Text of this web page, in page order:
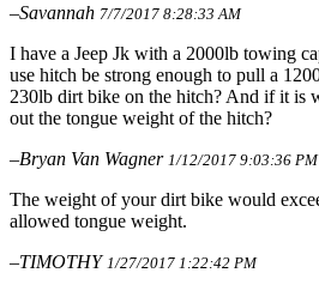
–Savannah 7/7/2017 8:28:33 AM
I have a Jeep Jk with a 2000lb towing
use hitch be strong enough to pull a
230lb dirt bike on the hitch? And if it is
out the tongue weight of the hitch?
–Bryan Van Wagner 1/12/2017 9:03:36 PM
The weight of your dirt bike would
allowed tongue weight.
–TIMOTHY1/27/2017 1:22:42 PM